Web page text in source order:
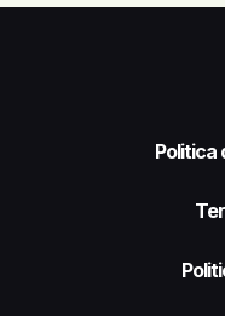
Politica